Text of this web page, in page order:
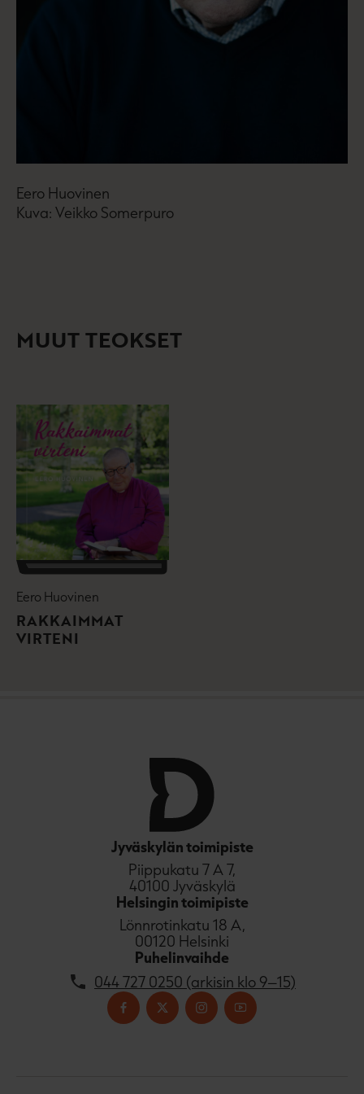
Eero Huovinen
Kuva: Veikko Somerpuro
MUUT TEOKSET
Eero Huovinen
RAKKAIMMAT
VIRTENI
Jyväskylän toimipiste
Piippukatu 7 A 7,
40100 Jyväskylä
Helsingin toimipiste
Lönnrotinkatu 18 A,
00120 Helsinki
Puhelinvaihde
044 727 0250 (arkisin klo 9–15)